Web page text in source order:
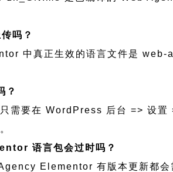
吗？
中真正生效的语言文件是
？
需要在 WordPress 后台 => 设
语言包会过时吗？
Elementor 有版本更新都会